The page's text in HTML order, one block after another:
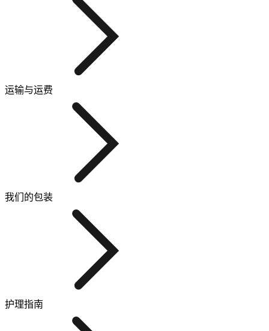
运输与运费
我们的包装
护理指南